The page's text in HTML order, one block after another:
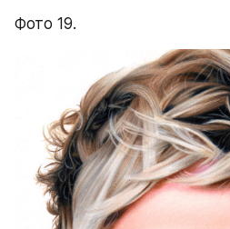
Фото 19.